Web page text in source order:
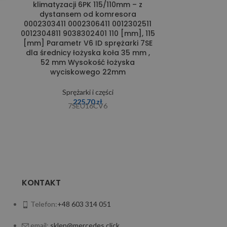
klimatyzacji 6PK 115/110mm – z
dystansem od komresora
0002303411 0002306411 0012302511
0012304811 9038302401 110 [mm], 115
[mm] Parametr V6 ID sprężarki 7SE
dla średnicy łożyska koła 35 mm ,
52 mm Wysokość łożyska
wyciskowego 22mm
Sprężarki i części
225,70zł
7SEU16CV6
KONTAKT
Telefon:+48 603 314 051
email: sklep@mercedes.click